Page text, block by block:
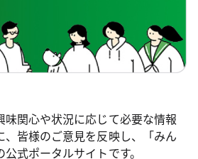
関心や状況に応じて必要な情報
、皆様のご意見を反映し、「みん
式ポータルサイトです。